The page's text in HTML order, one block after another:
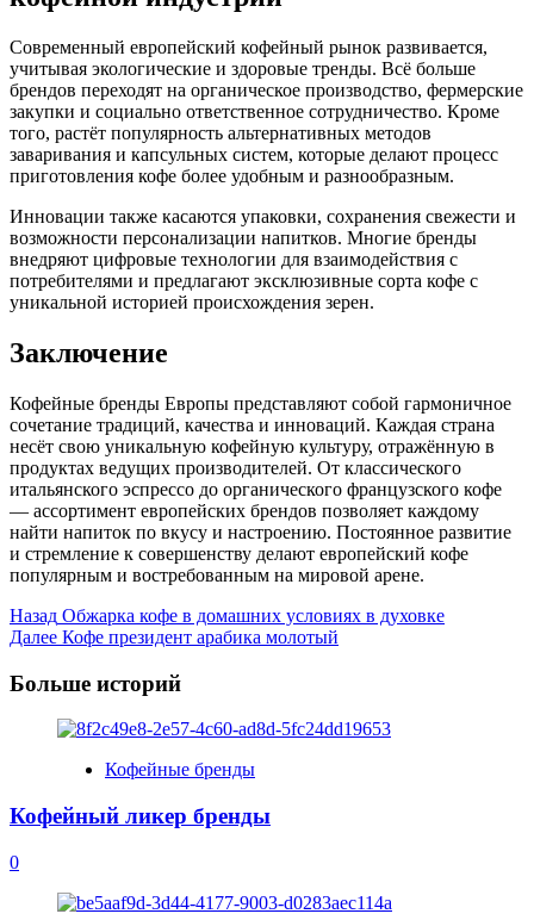
Современный европейский кофейный рынок развивается,
учитывая экологические и здоровые тренды. Всё больше
брендов переходят на органическое производство, фермерские
закупки и социально ответственное сотрудничество. Кроме
того, растёт популярность альтернативных методов
заваривания и капсульных систем, которые делают процесс
приготовления кофе более удобным и разнообразным.
Инновации также касаются упаковки, сохранения свежести и
возможности персонализации напитков. Многие бренды
внедряют цифровые технологии для взаимодействия с
потребителями и предлагают эксклюзивные сорта кофе с
уникальной историей происхождения зерен.
Заключение
Кофейные бренды Европы представляют собой гармоничное
сочетание традиций, качества и инноваций. Каждая страна
несёт свою уникальную кофейную культуру, отражённую в
продуктах ведущих производителей. От классического
итальянского эспрессо до органического французского кофе
— ассортимент европейских брендов позволяет каждому
найти напиток по вкусу и настроению. Постоянное развитие
и стремление к совершенству делают европейский кофе
популярным и востребованным на мировой арене.
Post
Navigation
Назад Обжарка кофе в домашних условиях в духовке
Далее Кофе президент арабика молотый
Больше историй
Кофейные бренды
Кофейный ликер бренды
0